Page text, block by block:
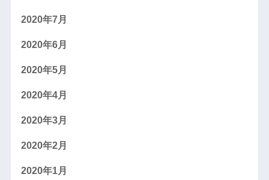
2020年7月
2020年6月
2020年5月
2020年4月
2020年3月
2020年2月
2020年1月